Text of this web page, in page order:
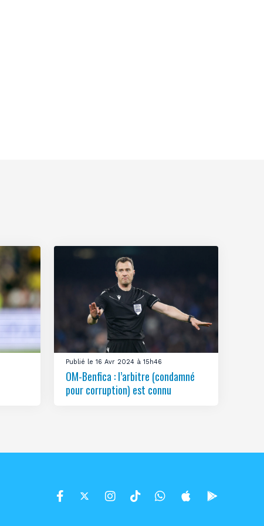
Publié le 16 Avr 2024 à 15h46
OM-Benfica : l’arbitre (condamné
pour corruption) est connu